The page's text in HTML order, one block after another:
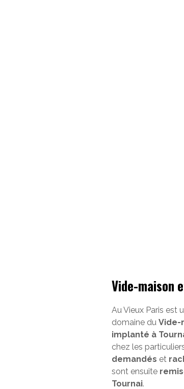
Vide-maison
Au Vieux Paris est
domaine duVide-
implanté à
chez les
demandés et
sont ensuite
Tournai.